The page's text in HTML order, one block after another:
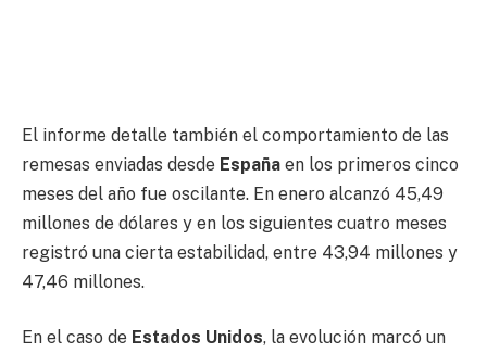
El informe detalle también el comportamiento de las
remesas enviadas desde España en los primeros cinco
meses del año fue oscilante. En enero alcanzó 45,49
millones de dólares y en los siguientes cuatro meses
registró una cierta estabilidad, entre 43,94 millones y
47,46 millones.
En el caso de Estados Unidos, la evolución marcó un